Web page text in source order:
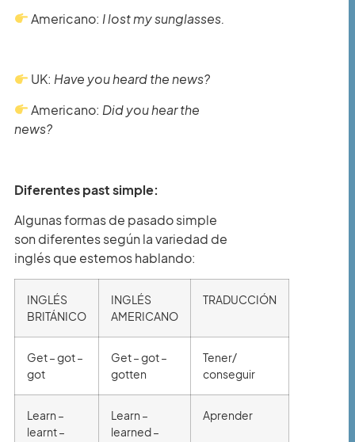
Americano: I lost my sunglasses.
UK: Have you heard the news?
Americano: Did you hear the
news?
Diferentes past simple:
Algunas formas de pasado simple
son diferentes según la variedad de
inglés que estemos hablando:
INGLÉS
BRITÁNICO
INGLÉS
AMERICANO
TRADUCCIÓN
Get – got –
got
Get – got –
gotten
Tener/
conseguir
Learn –
learnt –
Learn –
learned –
Aprender